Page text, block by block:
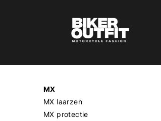
MX
MX laarzen
MX protectie